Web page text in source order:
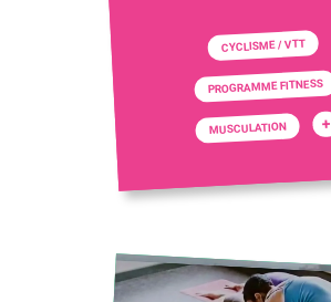
CYCLISME / VTT
PROGRAMME FITNESS
MUSCULATION +